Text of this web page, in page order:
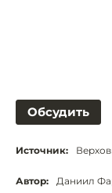
Обсудить
Источник:
Автор: Даниил